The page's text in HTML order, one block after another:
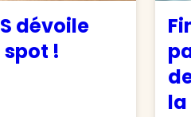
dévoile
!
la